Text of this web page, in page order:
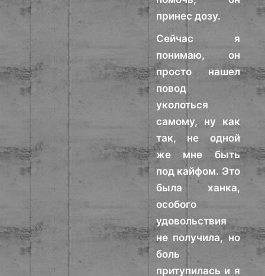
принес дозу.
Сейчас я
понимаю, он
просто нашел
повод
уколоться
самому, ну как
так, не одной
же мне быть
под кайфом. Это
была ханка,
особого
удовольствия
не получила, но
боль
притупилась и я